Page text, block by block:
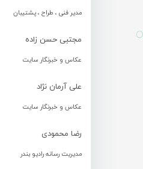
مدیر فنی ، طراح ، پشتیبان
مجتبی حسن زاده
عکاس و خبرنگار سایت
علی آرمان نژاد
عکاس و خبرنگار سایت
رضا محمودی
مدیریت رسانه رادیو بندر